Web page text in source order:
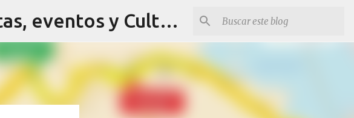
Revista Q Planes - Conciertos de Arequipa, fiestas, eventos y Cultura